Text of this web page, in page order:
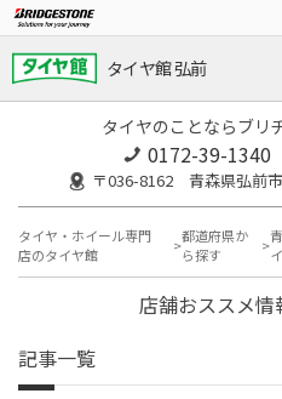
タイヤ館 弘前
タイヤのことならブリ
0172-39-1340
〒036-8162 青森県弘前
タイヤ・ホイール専門
店のタイヤ館
都道府県か
ら探す
店舗おススメ
記事一覧